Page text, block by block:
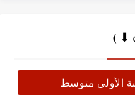
⬇ )
الأولى متوسط